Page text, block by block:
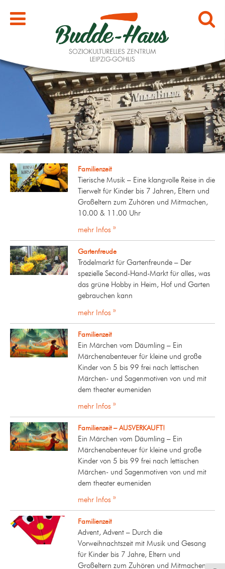
Familienzeit
Tierische Musik – Eine klangvolle Reise in die
Tierwelt für Kinder bis 7 Jahren, Eltern und
Großeltern zum Zuhören und Mitmachen,
10.00 & 11.00 Uhr
mehr Infos »
Gartenfreude
Trödelmarkt für Gartenfreunde – Der
spezielle Second-Hand-Markt für alles, was
das grüne Hobby in Heim, Hof und Garten
gebrauchen kann
mehr Infos »
Familienzeit
Ein Märchen vom Däumling – Ein
Märchenabenteuer für kleine und große
Kinder von 5 bis 99 frei nach lettischen
Märchen- und Sagenmotiven von und mit
dem theater eumeniden
mehr Infos »
Familienzeit – AUSVERKAUFT!
Ein Märchen vom Däumling – Ein
Märchenabenteuer für kleine und große
Kinder von 5 bis 99 frei nach lettischen
Märchen- und Sagenmotiven von und mit
dem theater eumeniden
mehr Infos »
Familienzeit
Advent, Advent – Durch die
Vorweihnachtszeit mit Musik und Gesang
für Kinder bis 7 Jahre, Eltern und
Großeltern zum Zuhören und Mitmachen,